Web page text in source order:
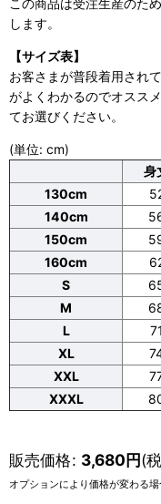
この商品は受注生産のた
します。
【サイズ表】
お客さまが普段着用され
がよくわかるのでオスス
てお選びください。
(単位: cm)
身
130cm
140cm
150cm
160cm
S
M
L
71
XL
XXL
XXXL
販売価格: 3,680円(
オプションにより価格が変わる場